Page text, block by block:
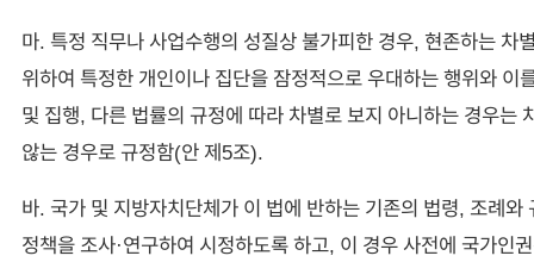
마. 특정 직무나 사업수행의 성질상 불가피한 경우, 현존하는 차
위하여 특정한 개인이나 집단을 잠정적으로 우대하는 행위와 이
및 집행, 다른 법률의 규정에 따라 차별로 보지 아니하는 경우는
않는 경우로 규정함(안 제5조).
바. 국가 및 지방자치단체가 이 법에 반하는 기존의 법령, 조례와
정책을 조사·연구하여 시정하도록 하고, 이 경우 사전에 국가인